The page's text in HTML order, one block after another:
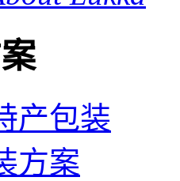
产包装
方案